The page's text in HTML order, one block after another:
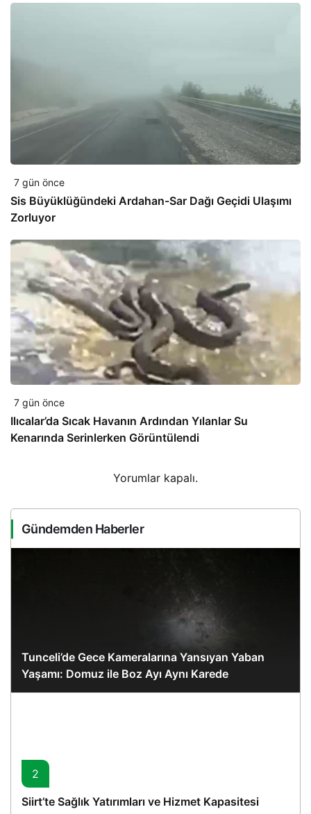
7 gün önce
Sis Büyüklüğündeki Ardahan-Sar Dağı Geçidi Ulaşımı
Zorluyor
7 gün önce
Ilıcalar’da Sıcak Havanın Ardından Yılanlar Su
Kenarında Serinlerken Görüntülendi
Yorumlar kapalı.
Gündemden Haberler
Tunceli’de Gece Kameralarına Yansıyan Yaban
Yaşamı: Domuz ile Boz Ayı Aynı Karede
2
Siirt’te Sağlık Yatırımları ve Hizmet Kapasitesi